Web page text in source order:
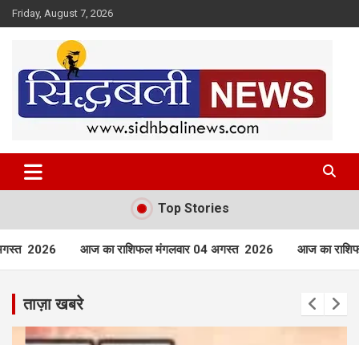
Skip
to
Friday, August 7, 2026
Sidhbali News
Top Stories
मंगलवार 04 अगस्त 2026 आज का राशिफल रविवार 02 अगस्त
ताज़ा खबरे